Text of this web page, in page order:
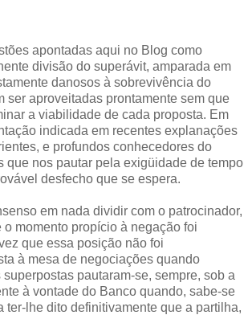
apontadas aqui no Blog como
divisão do superávit, amparada em
danosos à sobrevivência do
ser aproveitadas prontamente sem que
a viabilidade de cada proposta. Em
indicada em recentes explanações
e profundos conhecedores do
que nos pautar pela exigüidade de tempo
desfecho que se espera.
em nada dividir com o patrocinador,
o momento propício à negação foi
que essa posição não foi
à mesa de negociações quando
pautaram-se, sempre, sob a
à vontade do Banco quando, sabe-se
ter-lhe dito definitivamente que a partilha,